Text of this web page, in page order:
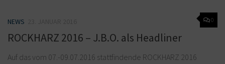
0
NEWS
ROCKHARZ 2016 – J.B.O. als Headliner
Auf das vom 07.-09.07.2016 stattfindende ROCKHARZ 2016